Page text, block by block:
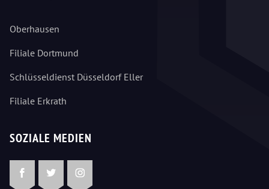
Oberhausen
Filiale Dortmund
Schlüsseldienst Düsseldorf Eller
Filiale Erkrath
SOZIALE MEDIEN
FacebookTwitterInstagram